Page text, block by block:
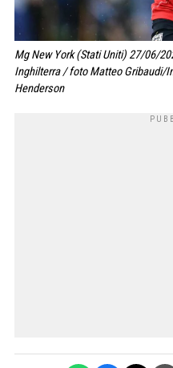
Mg New York (Stati Uniti) 27/06/
Inghilterra / foto Matteo Gribaudi/
Henderson